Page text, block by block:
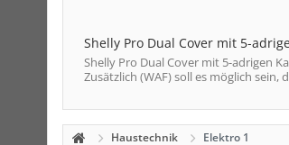
Shelly Pro Dual Cover mit 5-
Shelly Pro Dual Cover mit 5-adrigen
Zusätzlich (WAF) soll es möglich sein,
Haustechnik Elektro 1